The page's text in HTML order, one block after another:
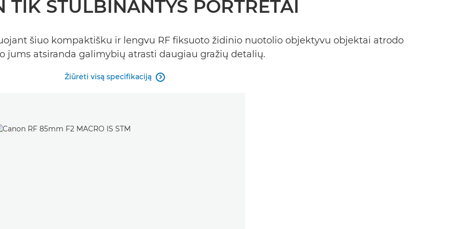
TIK STULBINANTYS PORTRETAI
šiuo kompaktišku ir lengvu RF fiksuoto židinio nuotolio objektyvu objektai atrodo
jums atsiranda galimybių atrasti daugiau gražių detalių.
Žiūrėti visą specifikaciją 